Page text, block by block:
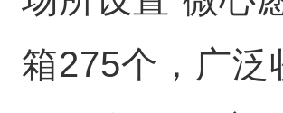
箱275个，广泛